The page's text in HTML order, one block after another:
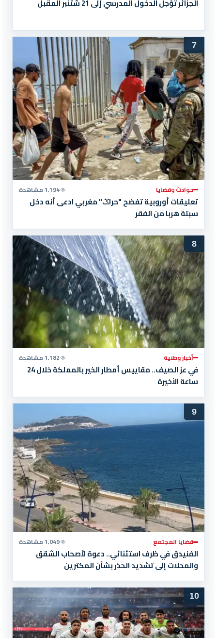
الجزائر تؤجل الدخول المدرسي إلى 21 شتنبر المقبل
7
حوادث وقضايا 1,194 مشاهدة
تعليقات أوروبية تفضح "حراݣ" مغربي ادعى أنه دخل
سبتة هربا من الفقر
8
أخبار وطنية 1,182 مشاهدة
في عز الصيف.. مقاييس أمطار الخير بالمملكة خلال 24
ساعة الأخيرة
9
قضايا المجتمع 1,049 مشاهدة
الفنيدق في ظرف استثنائي.. دعوة لأصحاب الشقق
والمحلات إلى تشديد الحذر بشأن المكترين
10